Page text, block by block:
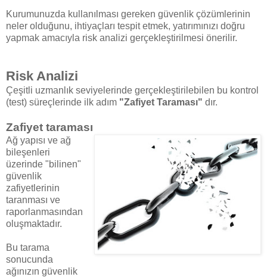
Kurumunuzda kullanılması gereken güvenlik çözümlerinin
neler olduğunu, ihtiyaçları tespit etmek, yatırımınızı doğru
yapmak amacıyla risk analizi gerçekleştirilmesi önerilir.
Risk Analizi
Çeşitli uzmanlık seviyelerinde gerçekleştirilebilen bu kontrol
(test) süreçlerinde ilk adım "Zafiyet Taraması" dır.
Zafiyet taraması
Ağ yapısı ve ağ
bileşenleri
üzerinde "bilinen"
güvenlik
zafiyetlerinin
taranması ve
raporlanmasından
oluşmaktadır.
Bu tarama
sonucunda
ağınızın güvenlik